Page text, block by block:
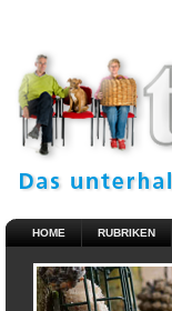
HOME RUBRIKEN